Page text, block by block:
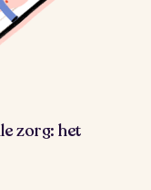
zorg: het